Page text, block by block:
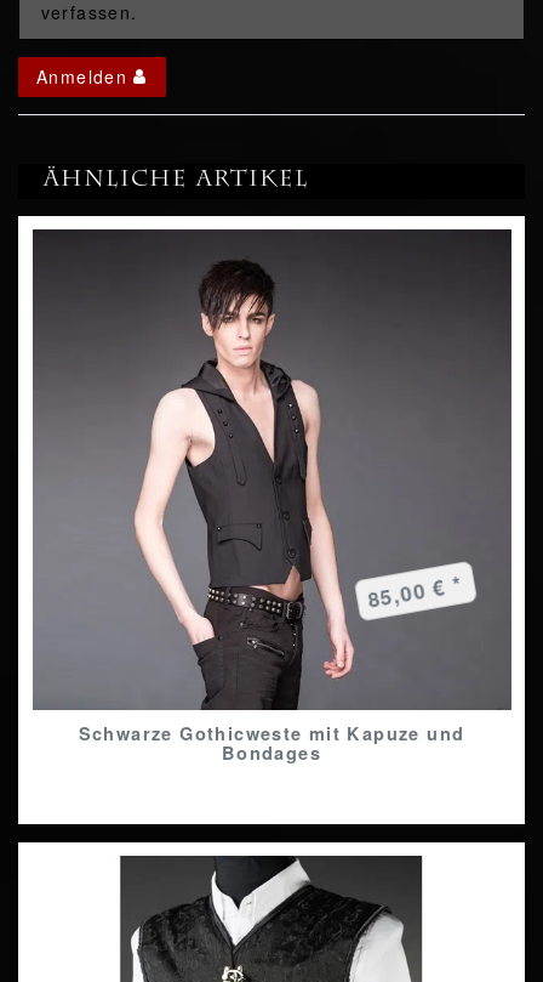
verfassen.
Anmelden
Ähnliche Artikel
Schwarze Gothicweste mit Kapuze und
Bondages
85,00 € *